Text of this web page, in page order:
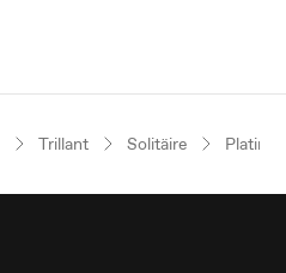
Trillant Solitäire Platin